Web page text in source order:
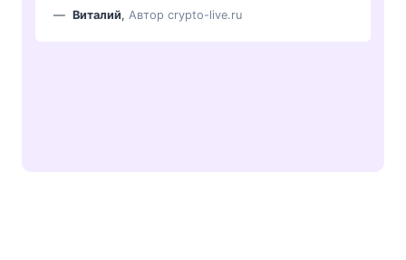
Виталий, Автор crypto-live.ru